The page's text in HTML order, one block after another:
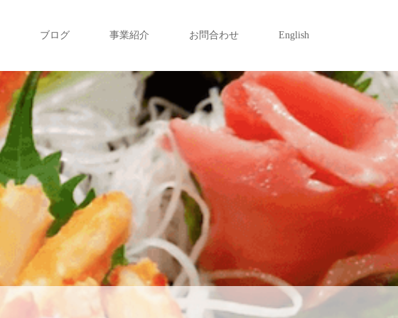
ブログ 事業紹介 お問合わせ English